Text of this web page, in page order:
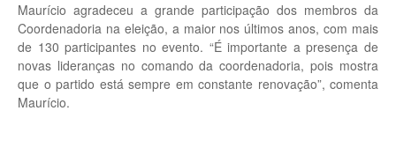
Maurício agradeceu a grande participação dos membros da
Coordenadoria na eleição, a maior nos últimos anos, com mais
de 130 participantes no evento. “É importante a presença de
novas lideranças no comando da coordenadoria, pois mostra
que o partido está sempre em constante renovação”, comenta
Maurício.